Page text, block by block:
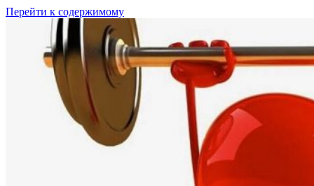
Перейти к содержимому